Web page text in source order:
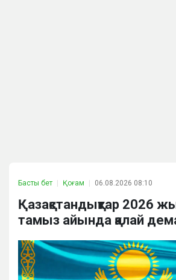
Басты бет Қоғам 06.08.2026 08:10
Қазақстандықтар 2026
тамыз айында қалай